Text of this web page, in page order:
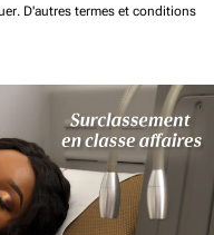
D'autres termes et conditions